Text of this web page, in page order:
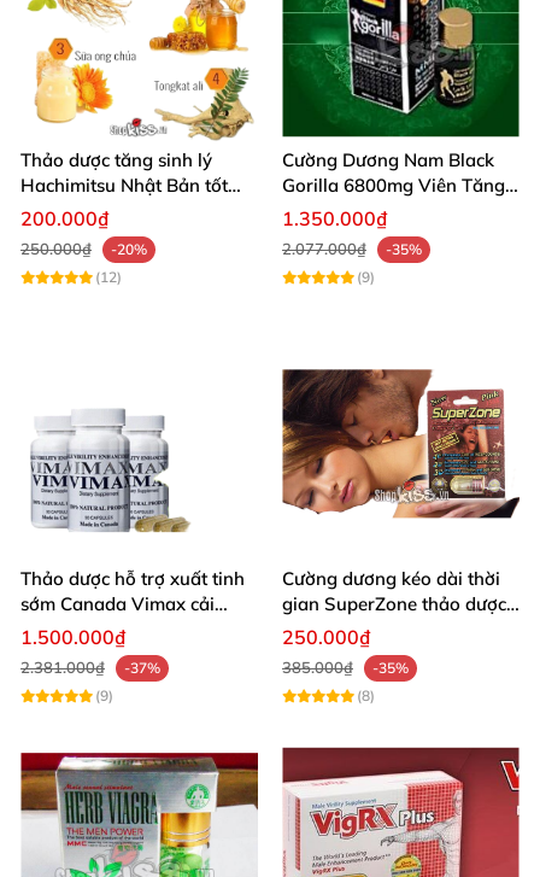
Thảo dược tăng sinh lý
Hachimitsu Nhật Bản tốt
cho cường dương nam
200.000₫
250.000₫
-20%
(12)
Cường Dương Nam Black
Gorilla 6800mg Viên Tăng
Cường Sinh Lý Nam
1.350.000₫
2.077.000₫
-35%
(9)
Thảo dược hỗ trợ xuất tinh
sớm Canada Vimax cải
thiện sinh lý nam
1.500.000₫
2.381.000₫
-37%
(9)
Cường dương kéo dài thời
gian SuperZone thảo dược
tăng sức bền
250.000₫
385.000₫
-35%
(8)